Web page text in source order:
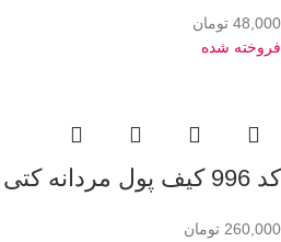
48,000 تومان
فروخته شده
کد 996 کیف پول مردانه کتی چرم طبیعی پولو
260,000 تومان